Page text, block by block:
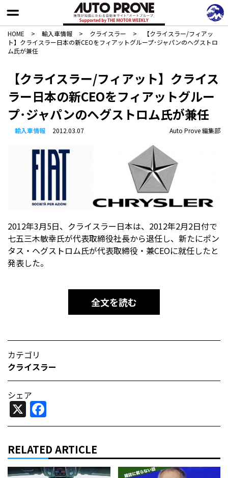
HOME > 輸入車情報 > クライスラー >
【クライスラー/フィアッ
ト】クライスラー日本の新CEOをフィアットグループ･ジャパンのヘグストロ
ム氏が兼任
【クライスラー/フィアット】クライス
ラー日本の新CEOをフィアットグルー
プ･ジャパンのヘグストロム氏が兼任
輸入車情報 2012.03.07 Auto Prove 編集部
2012年3月5日、クライスラー日本は、2012年2月2日付で
七五三木敏幸氏が代表取締役社長から退任し、新たにポン
タス・ヘグストロム氏が代表取締役・兼CEOに就任したと
発表した。
全文を読む
カテゴリ
クライスラー
シェア
X
RELATED ARTICLE